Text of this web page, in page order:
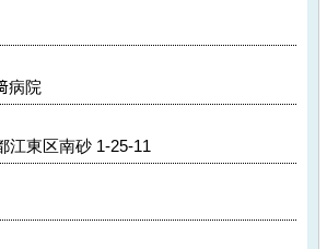
病院
江東区南砂 1-25-11